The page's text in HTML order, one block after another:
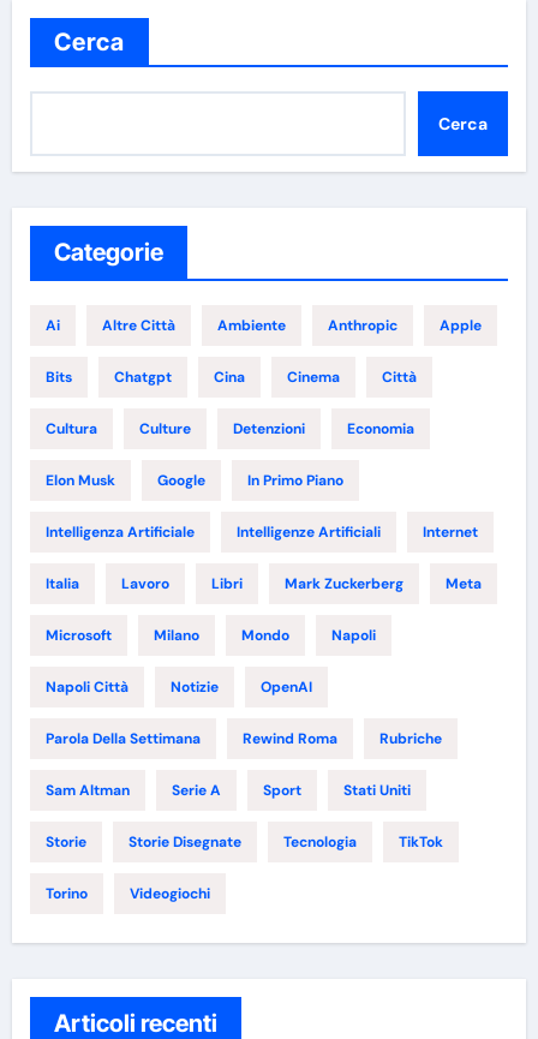
Cerca
Cerca
Categorie
Ai Altre Città Ambiente Anthropic Apple
Bits Chatgpt Cina Cinema Città
Cultura Culture Detenzioni Economia
Elon Musk Google In Primo Piano
Intelligenza Artificiale Intelligenze Artificiali Internet
Italia Lavoro Libri Mark Zuckerberg Meta
Microsoft Milano Mondo Napoli
Napoli Città Notizie OpenAI
Parola Della Settimana Rewind Roma Rubriche
Sam Altman Serie A Sport Stati Uniti
Storie Storie Disegnate Tecnologia TikTok
Torino Videogiochi
Articoli recenti